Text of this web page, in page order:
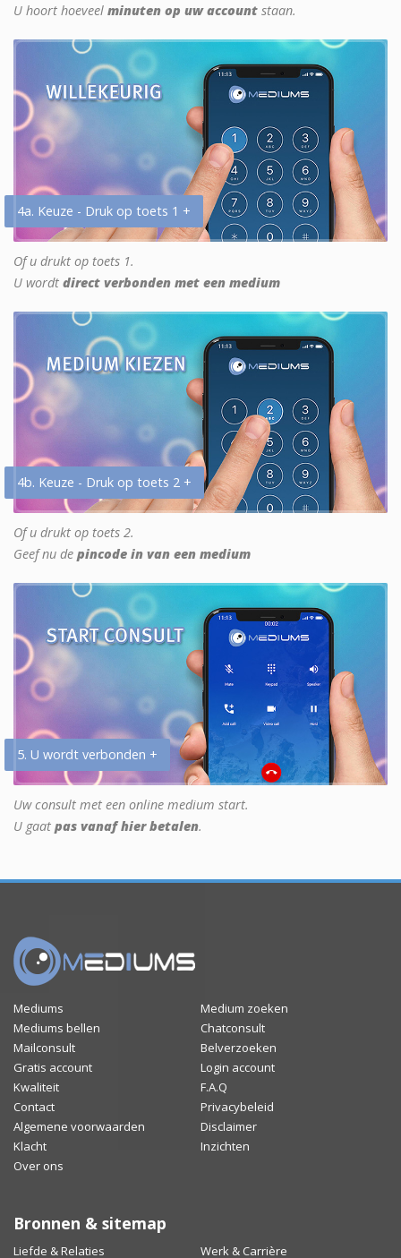
U hoort hoeveel minuten op uw account staan.
4a. Keuze - Druk op toets 1 +
Of u drukt op toets 1.
U wordt direct verbonden met een medium
4b. Keuze - Druk op toets 2 +
Of u drukt op toets 2.
Geef nu de pincode in van een medium
5. U wordt verbonden +
Uw consult met een online medium start.
U gaat pas vanaf hier betalen.
Mediums
Medium zoeken
Mediums bellen
Chatconsult
Mailconsult
Belverzoeken
Gratis account
Login account
Kwaliteit
F.A.Q
Contact
Privacybeleid
Algemene voorwaarden
Disclaimer
Klacht
Inzichten
Over ons
Bronnen & sitemap
Liefde & Relaties Werk & Carrière